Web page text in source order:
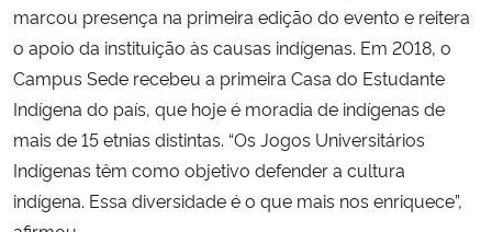
marcou presença na primeira edição do evento e reitera
o apoio da instituição às causas indígenas. Em 2018, o
Campus Sede recebeu a primeira Casa do Estudante
Indígena do país, que hoje é moradia de indígenas de
mais de 15 etnias distintas. “Os Jogos Universitários
Indígenas têm como objetivo defender a cultura
indígena. Essa diversidade é o que mais nos enriquece”,